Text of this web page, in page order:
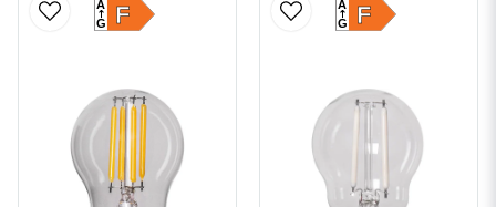
F
A
G F
A
G